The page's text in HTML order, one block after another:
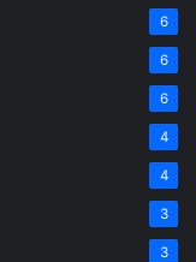
6
6
6
4
4
3
3